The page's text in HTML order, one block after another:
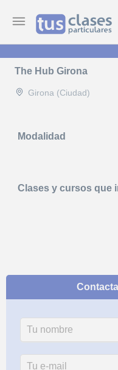
The Hub Girona
Girona (Ciudad)
Modalidad
Clases y cursos que